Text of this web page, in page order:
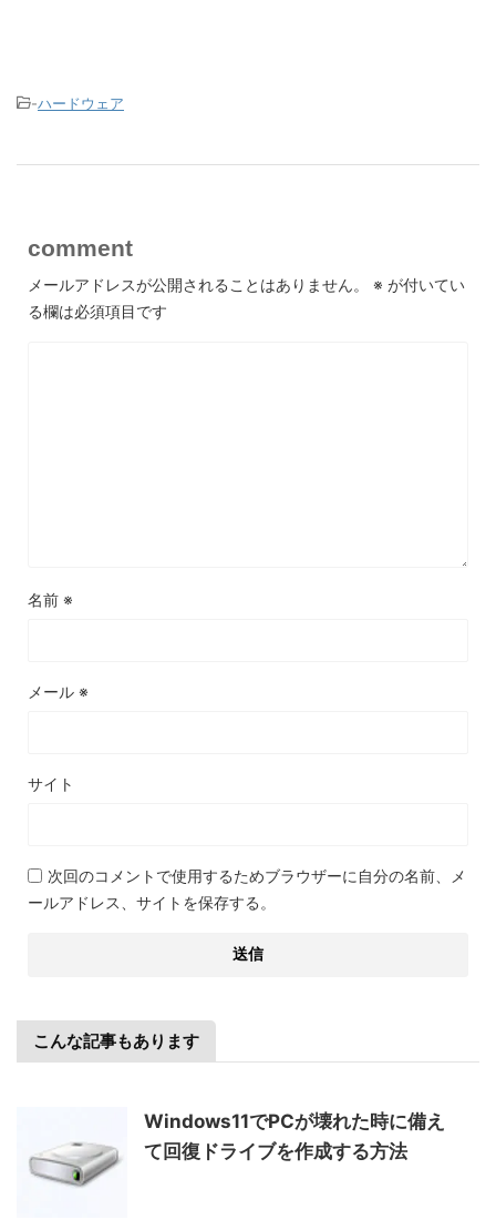
-ハードウェア
comment
メールアドレスが公開されることはありません。 ※ が付いてい
る欄は必須項目です
名前 ※
メール ※
サイト
次回のコメントで使用するためブラウザーに自分の名前、メ
ールアドレス、サイトを保存する。
こんな記事もあります
Windows11でPCが壊れた時に備え
て回復ドライブを作成する方法